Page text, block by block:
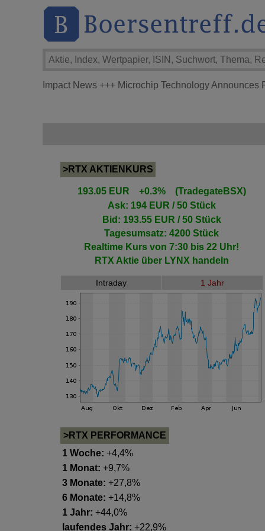
Impact News +++ Microchip Technology Announces
>RTX AKTIENKURS
193.05 EUR +0.3% (TradegateBSX)
Ask: 194 EUR / 50 Stück
Bid: 193.55 EUR / 50 Stück
Tagesumsatz: 4200 Stück
Realtime Kurs von 7:30 bis 22 Uhr!
RTX Aktieüber LYNX handeln
Intraday 1 Jahr
>RTX PERFORMANCE
1 Woche: +4,4%
1 Monat: +9,7%
3 Monate: +27,8%
6 Monate: +14,8%
1 Jahr: +44,0%
laufendes Jahr: +22,9%